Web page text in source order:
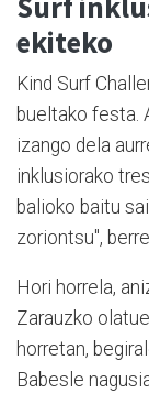
ekiteko
Kind Surf
bueltako festa.
izango dela
inklusiorako
balioko baitu
zoriontsu",
Hori horrela,
Zarauzko
horretan,
Babesle